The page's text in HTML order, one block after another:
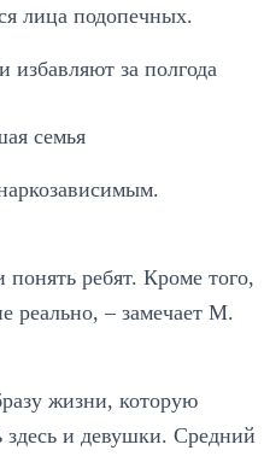
лица подопечных.
семья
ребят. Кроме того,
реально, – замечает М.
жизни, которую
здесь и девушки. Средний